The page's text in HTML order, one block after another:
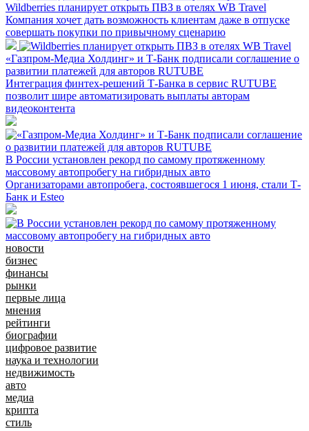
Wildberries планирует открыть ПВЗ в отелях WB Travel
Компания хочет дать возможность клиентам даже в отпуске
совершать покупки по привычному сценарию
«Газпром-Медиа Холдинг» и Т-Банк подписали соглашение о
развитии платежей для авторов RUTUBE
Интеграция финтех-решений Т-Банка в сервис RUTUBE
позволит шире автоматизировать выплаты авторам
видеоконтента
В России установлен рекорд по самому протяженному
массовому автопробегу на гибридных авто
Организаторами автопробега, состоявшегося 1 июня, стали Т-
Банк и Esteo
новости
бизнес
финансы
рынки
первые лица
мнения
рейтинги
биографии
цифровое развитие
наука и технологии
недвижимость
авто
медиа
крипта
стиль